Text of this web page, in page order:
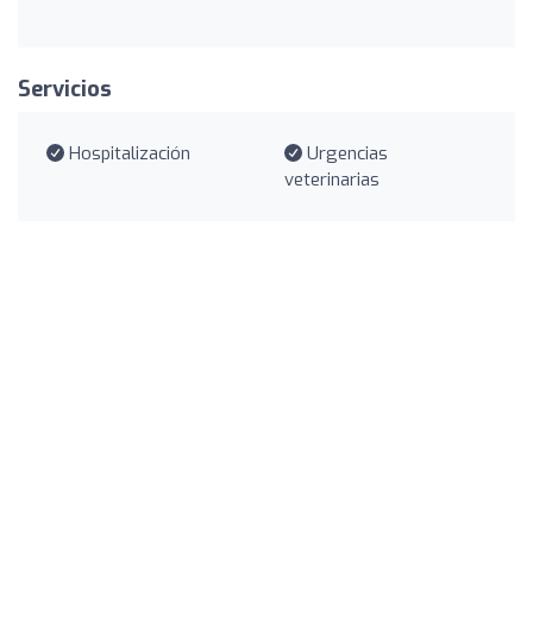
Servicios
Hospitalización
Urgencias
veterinarias